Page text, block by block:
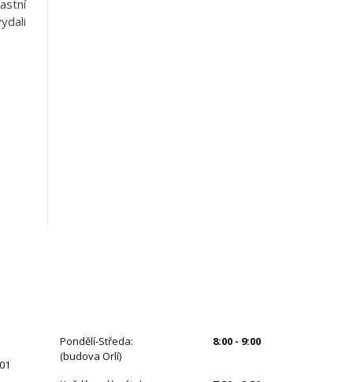
Pondělí-Středa:
8:00 - 9:00
(budova Orlí)